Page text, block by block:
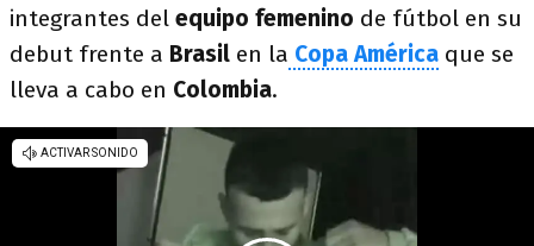
integrantes del equipo femenino de fútbol en su
debut frente a Brasil en la Copa América que se
lleva a cabo en Colombia.